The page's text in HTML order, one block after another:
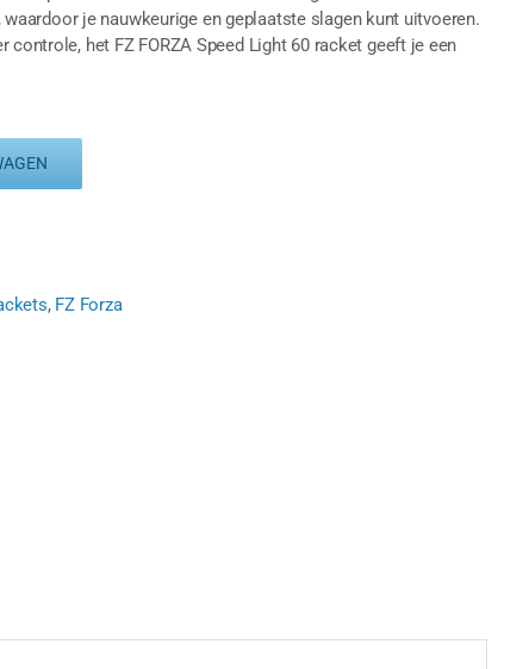
je nauwkeurige en geplaatste slagen kunt uitvoeren.
het FZ FORZA Speed Light 60 racket geeft je een
, FZ Forza